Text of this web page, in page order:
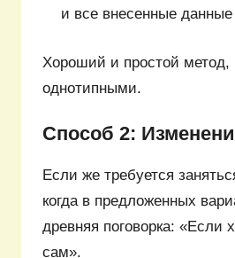
и все внесенные
Хороший и простой
однотипными.
Способ 2:
Если же требуется
когда в предложенных
древняя поговорка: «Если
сам».